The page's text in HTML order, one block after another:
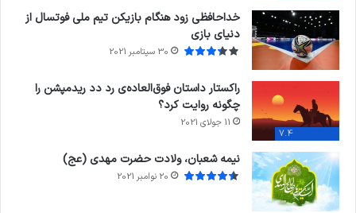
خداحافظی زود هنگام بازیکن تیم ملی فوتسال از
دنیای بازی
30 سپتامبر 2021
7.4
راکستار داستان فوق‌العاده‌ی رد دد ریدمپشن را
چگونه روایت کرد؟
11 جولای 2021
نیمه شعبان، ولادت حضرت مهدی (عج)
20 نوامبر 2021